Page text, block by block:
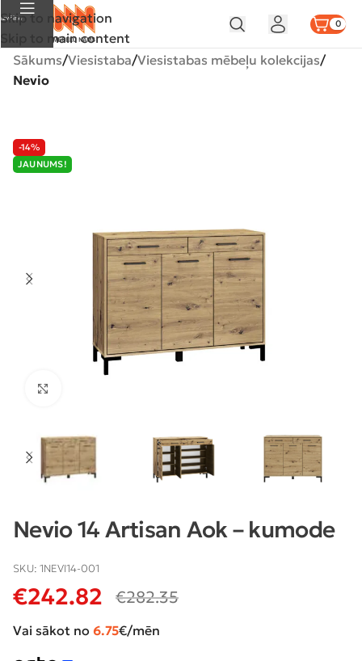
Skip to navigation
Skip to main content
Izvēlne 0
Sākums Viesistaba Viesistabas mēbeļu kolekcijas
Nevio
-14%
JAUNUMS!
Nevio 14 Artisan Aok – kumode
SKU: 1NEVI14-001
€242.82 €282.35
Vai sākot no 6.75€/mēn